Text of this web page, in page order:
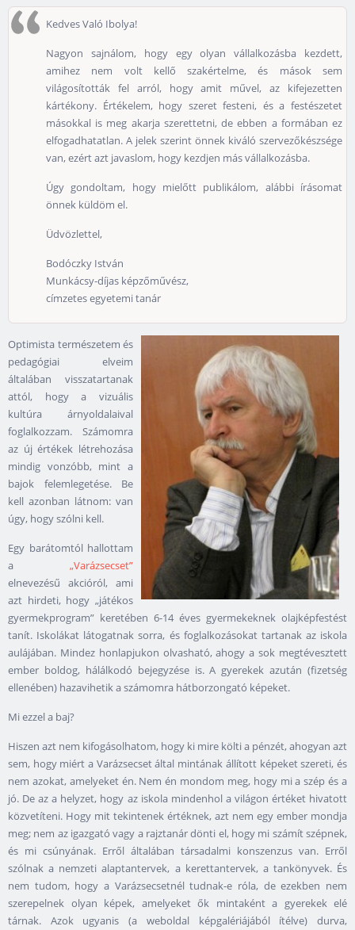
Kedves Való Ibolya!
Nagyon sajnálom, hogy egy olyan vállalkozásba kezdett,
amihez nem volt kellő szakértelme, és mások sem
világosították fel arról, hogy amit művel, az kifejezetten
kártékony. Értékelem, hogy szeret festeni, és a festészetet
másokkal is meg akarja szerettetni, de ebben a formában ez
elfogadhatatlan. A jelek szerint önnek kiváló szervezőkészsége
van, ezért azt javaslom, hogy kezdjen más vállalkozásba.
Úgy gondoltam, hogy mielőtt publikálom, alábbi írásomat
önnek küldöm el.
Üdvözlettel,
Bodóczky István
Munkácsy-díjas képzőművész,
címzetes egyetemi tanár
Optimista természetem és
pedagógiai elveim
általában visszatartanak
attól, hogy a vizuális
kultúra árnyoldalaival
foglalkozzam. Számomra
az új értékek létrehozása
mindig vonzóbb, mint a
bajok felemlegetése. Be
kell azonban látnom: van
úgy, hogy szólni kell.
Egy barátomtól hallottam
a „Varázsecset”
elnevezésű akcióról, ami
azt hirdeti, hogy „játékos
gyermekprogram” keretében 6-14 éves gyermekeknek olajképfestést
tanít. Iskolákat látogatnak sorra, és foglalkozásokat tartanak az iskola
aulájában. Mindez honlapjukon olvasható, ahogy a sok megtévesztett
ember boldog, hálálkodó bejegyzése is. A gyerekek azután (fizetség
ellenében) hazavihetik a számomra hátborzongató képeket.
Mi ezzel a baj?
Hiszen azt nem kifogásolhatom, hogy ki mire költi a pénzét, ahogyan azt
sem, hogy miért a Varázsecset által mintának állított képeket szereti, és
nem azokat, amelyeket én. Nem én mondom meg, hogy mi a szép és a
jó. De az a helyzet, hogy az iskola mindenhol a világon értéket hivatott
közvetíteni. Hogy mit tekintenek értéknek, azt nem egy ember mondja
meg; nem az igazgató vagy a rajztanár dönti el, hogy mi számít szépnek,
és mi csúnyának. Erről általában társadalmi konszenzus van. Erről
szólnak a nemzeti alaptantervek, a kerettantervek, a tankönyvek. És
nem tudom, hogy a Varázsecsetnél tudnak-e róla, de ezekben nem
szerepelnek olyan képek, amelyeket ők mintaként a gyerekek elé
tárnak. Azok ugyanis (a weboldal képgalériájából ítélve) durva,